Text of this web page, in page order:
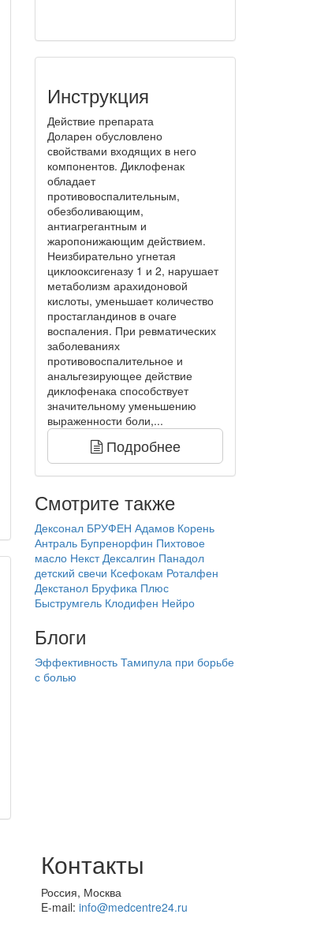
Инструкция
Действие препарата
Доларен обусловлено
свойствами входящих в него
компонентов. Диклофенак
обладает
противовоспалительным,
обезболивающим,
антиагрегантным и
жаропонижающим действием.
Неизбирательно угнетая
циклооксигеназу 1 и 2, нарушает
метаболизм арахидоновой
кислоты, уменьшает количество
простагландинов в очаге
воспаления. При ревматических
заболеваниях
противовоспалительное и
анальгезирующее действие
диклофенака способствует
значительному уменьшению
выраженности боли,...
Подробнее
Смотрите также
Дексонал БРУФЕН Адамов Корень
Антраль Бупренорфин Пихтовое
масло Некст Дексалгин Панадол
детский свечи Ксефокам Роталфен
Декстанол Бруфика Плюс
Быструмгель Клодифен Нейро
Блоги
Эффективность Тамипула при борьбе
с болью
Контакты
Россия, Москва
E-mail: info@medcentre24.ru